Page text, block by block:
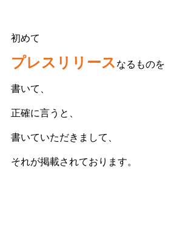
初めて
プレスリリース なるものを
書いて、
正確に言うと、
書いていただきまして、
それが掲載されております。